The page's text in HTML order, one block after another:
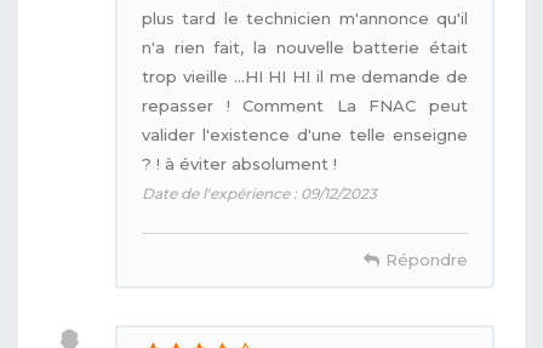
plus tard le technicien m'annonce qu'il
n'a rien fait, la nouvelle batterie était
trop vieille ...HI HI HI il me demande de
repasser ! Comment La FNAC peut
valider l'existence d'une telle enseigne
? ! à éviter absolument !
Date de l'expérience : 09/12/2023
Répondre